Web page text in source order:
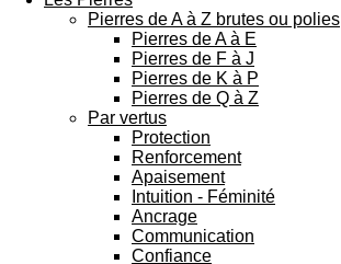
Pierres de A à Z brutes ou polies
Pierres de A à E
Pierres de F à J
Pierres de K à P
Pierres de Q à Z
Par vertus
Protection
Renforcement
Apaisement
Intuition - Féminité
Ancrage
Communication
Confiance